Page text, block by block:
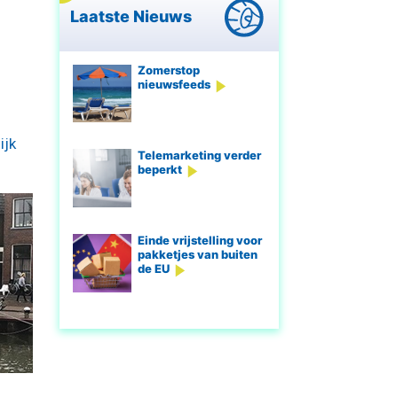
Laatste Nieuws
Zomerstop
nieuwsfeeds
Telemarketing verder
beperkt
Einde vrijstelling voor
pakketjes van buiten
de EU